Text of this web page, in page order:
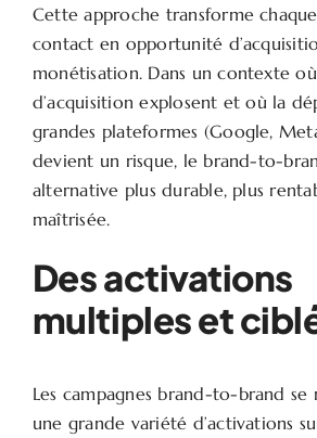
Cette approche transforme
contact en opportunité
monétisation. Dans un contexte
d’acquisition explosent et où la
grandes plateformes (Google,
devient un risque, le brand-to-
alternative plus durable, plus
maîtrisée.
Des activations
multiples et
Les campagnes brand-to-brand
une grande variété d’activations